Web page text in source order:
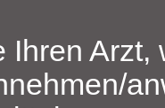
Ihren